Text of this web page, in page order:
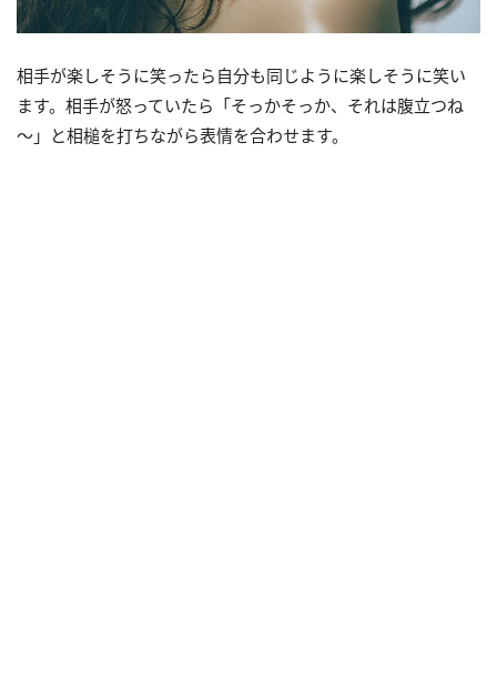
相手が楽しそうに笑ったら自分も同じように楽しそうに笑い
ます。相手が怒っていたら「そっかそっか、それは腹立つね
～」と相槌を打ちながら表情を合わせます。